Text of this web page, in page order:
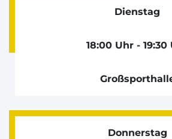
Dienstag
18:00 Uhr - 19:30
Donnerstag